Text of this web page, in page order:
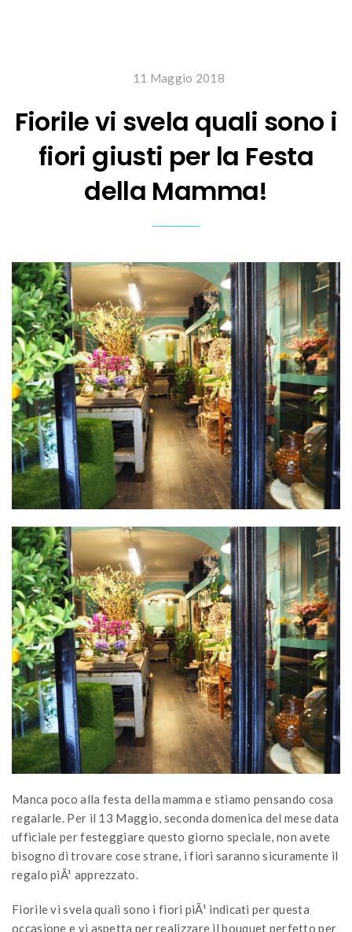
11 Maggio 2018
Fiorile vi svela quali sono i
fiori giusti per la Festa
della Mamma!
Manca poco alla festa della mamma e stiamo pensando cosa
regalarle. Per il 13 Maggio, seconda domenica del mese data
ufficiale per festeggiare questo giorno speciale, non avete
bisogno di trovare cose strane, i fiori saranno sicuramente il
regalo piÃ¹ apprezzato.
Fiorile vi svela quali sono i fiori piÃ¹ indicati per questa
occasione e vi aspetta per realizzare il bouquet perfetto per